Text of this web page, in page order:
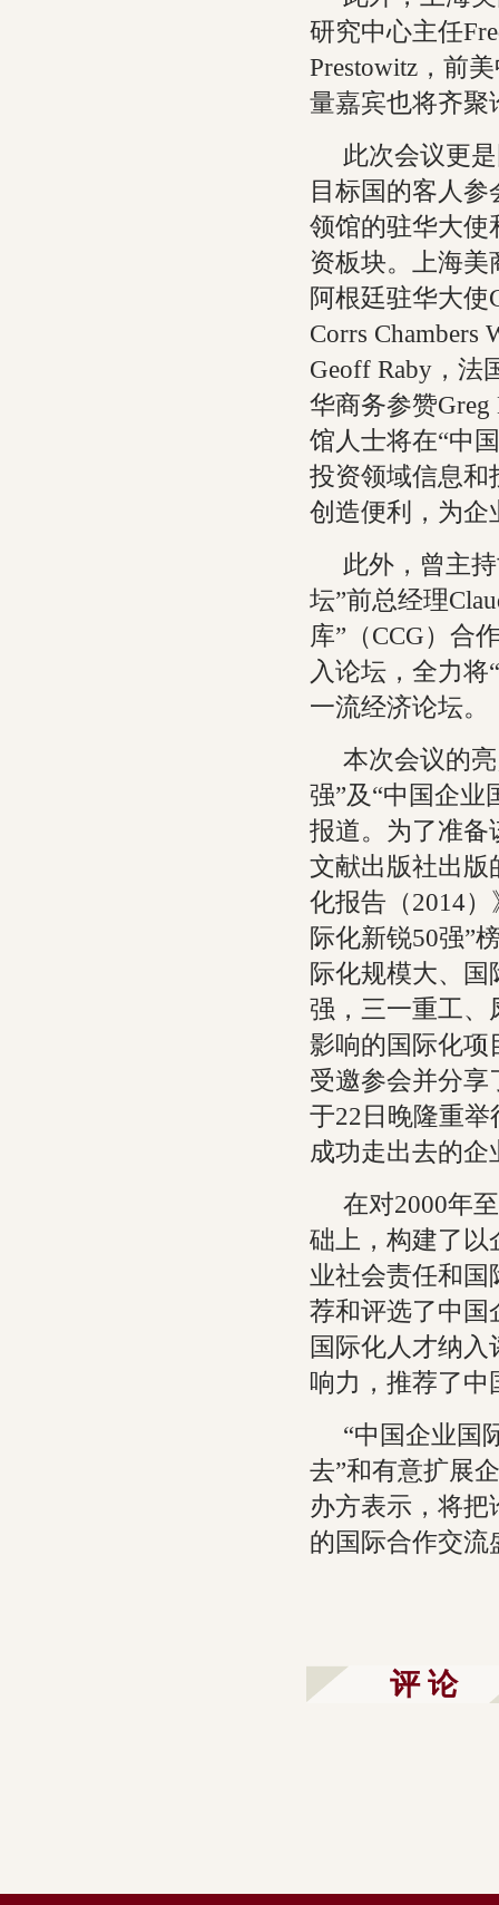
研究中心主任
Prestowitz，前
量嘉宾也将齐聚
此次会议更
目标国的客人
领馆的驻华大使
资板块。上海美
阿根廷驻华大使
Corrs
Geoff Raby，法
华商务参赞
馆人士将在“中
投资领域信息和
创造便利，为企
此外，曾主
坛”前总经理
库”（CCG）合
入论坛，全力
一流经济论坛。
本次会议的
强”及“中国企业
报道。为了准备
文献出版社出版
化报告（2014
际化新锐50强”
际化规模大、国
强，三一重工、
影响的国际化项
受邀参会并分享
于22日晚隆重
成功走出去的企
在对2000年
础上，构建了以
业社会责任和国
荐和评选了中国
国际化人才纳
响力，推荐了中
“中国企业国
去”和有意扩展
办方表示，将
的国际合作交流
评 论